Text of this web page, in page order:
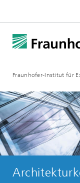
Fraunhofer-Institut für